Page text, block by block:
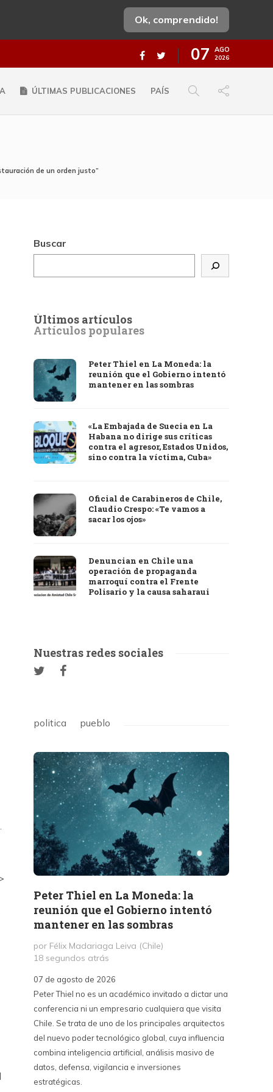
Ok, comprendido!
07 AGO
2026
ÚLTIMAS PUBLICACIONES PAÍS
de un orden justo”
Buscar
Últimos artículos
Artículos populares
Peter Thiel en La Moneda: la
reunión que el Gobierno intentó
mantener en las sombras
«La Embajada de Suecia en La
Habana no dirige sus críticas
contra el agresor, Estados Unidos,
sino contra la víctima, Cuba»
Oficial de Carabineros de Chile,
Claudio Crespo: «Te vamos a
sacar los ojos»
Denuncian en Chile una
operación de propaganda
marroquí contra el Frente
Polisario y la causa saharaui
Nuestras redes sociales
politica pueblo
Peter Thiel en La Moneda: la
reunión que el Gobierno intentó
mantener en las sombras
por Félix Madariaga Leiva (Chile)
18 segundos atrás
07 de agosto de 2026
Peter Thiel no es un académico invitado a dictar una
conferencia ni un empresario cualquiera que visita
Chile. Se trata de uno de los principales arquitectos
del nuevo poder tecnológico global, cuya influencia
combina inteligencia artificial, análisis masivo de
datos, defensa, vigilancia e inversiones
estratégicas.